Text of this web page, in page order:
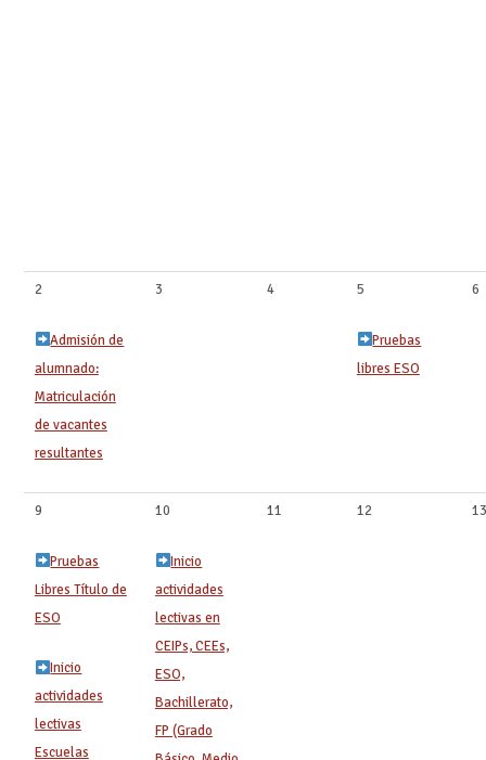
2
Admisión de
alumnado:
Matriculación
de vacantes
resultantes
3 4 5
Pruebas
libres ESO
6
9
Pruebas
Libres Título de
ESO
Inicio
actividades
lectivas
Escuelas
10
Inicio
actividades
lectivas en
CEIPs, CEEs,
ESO,
Bachillerato,
FP (Grado
11 12 13